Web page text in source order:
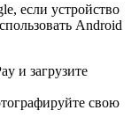
если устройство
Android
и загрузите
свою